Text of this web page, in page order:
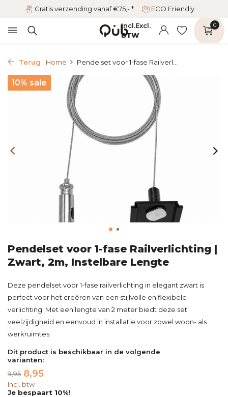
Gratis verzending vanaf €75,- * ECO Friendly
Incl.Excl.
BTW
0
Terug Home Pendelset voor 1-fase Railverl...
10% sale
Pendelset voor 1-fase Railverlichting |
Zwart, 2m, Instelbare Lengte
Deze pendelset voor 1-fase railverlichting in elegant zwart is
perfect voor het creëren van een stijlvolle en flexibele
verlichting. Met een lengte van 2 meter biedt deze set
veelzijdigheid en eenvoud in installatie voor zowel woon- als
werkruimtes.
Dit product is beschikbaar in de volgende
varianten:
9,95 8,95
Incl. btw
Je bespaart 10%!